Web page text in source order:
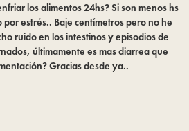
los alimentos 24hs? Si son menos hs
estrés.. Baje centímetros pero no he
ruido en los intestinos y episodios de
últimamente es mas diarrea que
Gracias desde ya..